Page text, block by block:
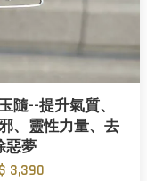
隨--提升氣質、
、靈性力量、去
惡夢
3,390